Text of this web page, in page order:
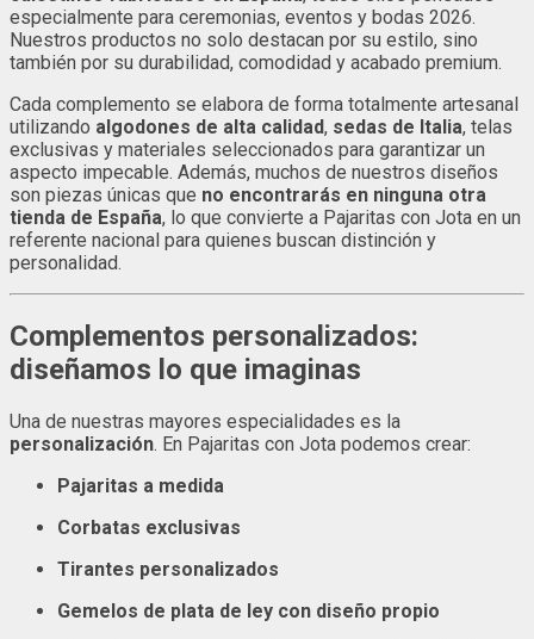
especialmente para ceremonias, eventos y bodas 2026.
Nuestros productos no solo destacan por su estilo, sino
también por su durabilidad, comodidad y acabado premium.
Cada complemento se elabora de forma totalmente artesanal
utilizando algodones de alta calidad, sedas de Italia, telas
exclusivas y materiales seleccionados para garantizar un
aspecto impecable. Además, muchos de nuestros diseños
son piezas únicas que no encontrarás en ninguna otra
tienda de España, lo que convierte a Pajaritas con Jota en un
referente nacional para quienes buscan distinción y
personalidad.
Complementos personalizados:
diseñamos lo que imaginas
Una de nuestras mayores especialidades es la
personalización. En Pajaritas con Jota podemos crear:
Pajaritas a medida
Corbatas exclusivas
Tirantes personalizados
Gemelos de plata de ley con diseño propio